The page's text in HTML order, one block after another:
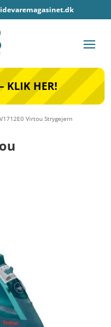
KLIK HER!
Virtou Strygejern